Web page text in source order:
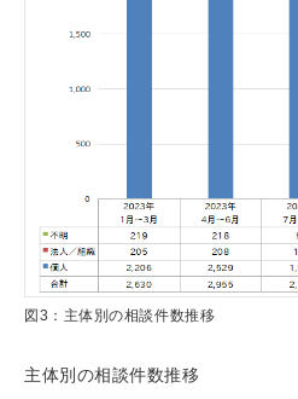
図3：主体別の相談件数推移
主体別の相談件数推移